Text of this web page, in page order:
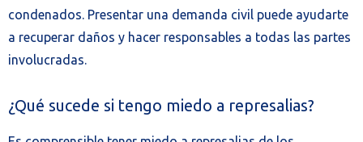
condenados. Presentar una demanda civil puede ayudarte
a recuperar daños y hacer responsables a todas las partes
involucradas.
¿Qué sucede si tengo miedo a represalias?